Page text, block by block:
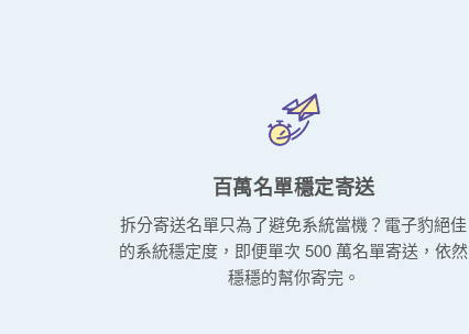
百萬名單穩定寄送
拆分寄送名單只為了避免系統當機？電子豹絕佳
的系統穩定度，即便單次 500 萬名單寄送，依然
穩穩的幫你寄完。